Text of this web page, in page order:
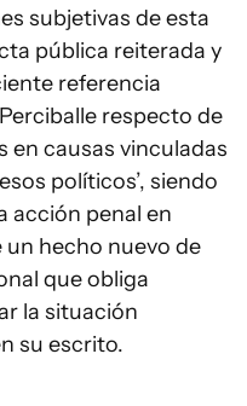
subjetivas de esta
pública reiterada y
referencia
respecto de
en causas vinculadas
políticos’, siendo
acción penal en
hecho nuevo de
que obliga
la situación
su escrito.